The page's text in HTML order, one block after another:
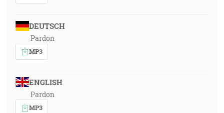
DEUTSCH
Pardon
MP3
ENGLISH
Pardon
MP3